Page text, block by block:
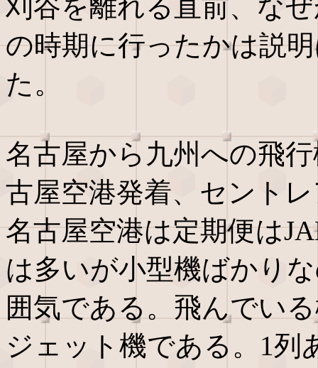
刈谷を離れる直前、な
の時期に行ったかは説
た。
名古屋から九州への飛
古屋空港発着、セント
名古屋空港は定期便は
は多いが小型機ばかり
囲気である。飛んでい
ジェット機である。1列